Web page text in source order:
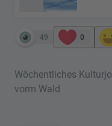
49 0
Wöchentliches
vorm Wald